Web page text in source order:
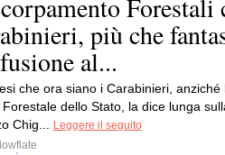
Forestali
più che
al...
che ora siano i Carabinieri,
dello Stato, la dice lunga
Chig...
Leggere il seguito